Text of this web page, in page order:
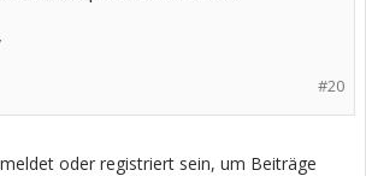
#20
oder registriert sein, um Beiträge